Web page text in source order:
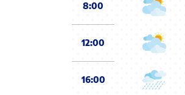
8:00
12:00
16:00